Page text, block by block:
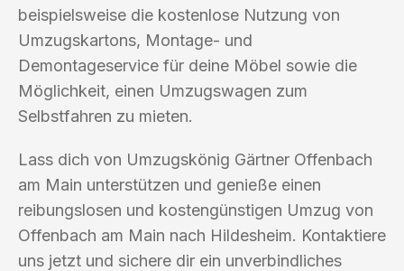
beispielsweise die kostenlose Nutzung von
Umzugskartons, Montage- und
Demontageservice für deine Möbel sowie die
Möglichkeit, einen Umzugswagen zum
Selbstfahren zu mieten.
Lass dich von Umzugskönig Gärtner Offenbach
am Main unterstützen und genieße einen
reibungslosen und kostengünstigen Umzug von
Offenbach am Main nach Hildesheim. Kontaktiere
uns jetzt und sichere dir ein unverbindliches